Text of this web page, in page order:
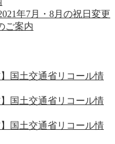
年7月・8月の祝日変更
ご案内
】国土交通省リコール情
】国土交通省リコール情
】国土交通省リコール情